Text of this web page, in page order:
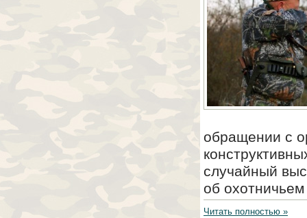
обращении с
случайный
об
Читать полностью »